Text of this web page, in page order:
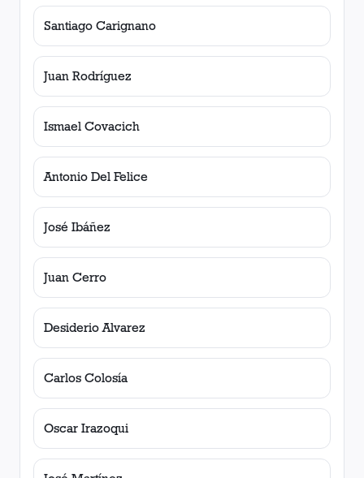
Santiago Carignano
Juan Rodríguez
Ismael Covacich
Antonio Del Felice
José Ibáñez
Juan Cerro
Desiderio Alvarez
Carlos Colosía
Oscar Irazoqui